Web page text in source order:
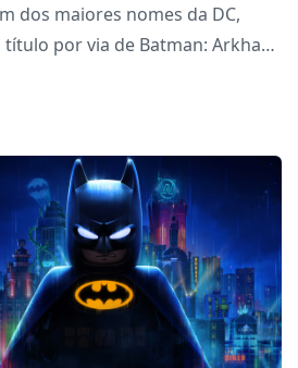
dos maiores nomes da DC,
por via de Batman: Arkham
universo através do...